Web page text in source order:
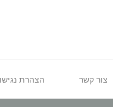
צור קשר הצהרת